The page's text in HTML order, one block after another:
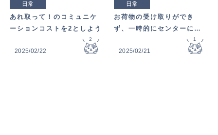
日常
あれ取って！のコミュニケ
ーションコストを2としよう
2025/02/22
2
日常
お荷物の受け取りができ
ず、一時的にセンターに持
2025/02/21
1